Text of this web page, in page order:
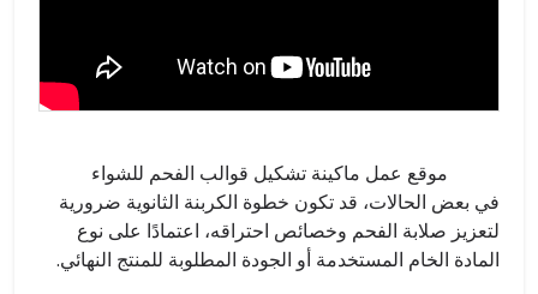
موقع عمل ماكينة تشكيل قوالب الفحم للشواء
في بعض الحالات، قد تكون خطوة الكربنة الثانوية ضرورية
لتعزيز صلابة الفحم وخصائص احتراقه، اعتمادًا على نوع
المادة الخام المستخدمة أو الجودة المطلوبة للمنتج النهائي.